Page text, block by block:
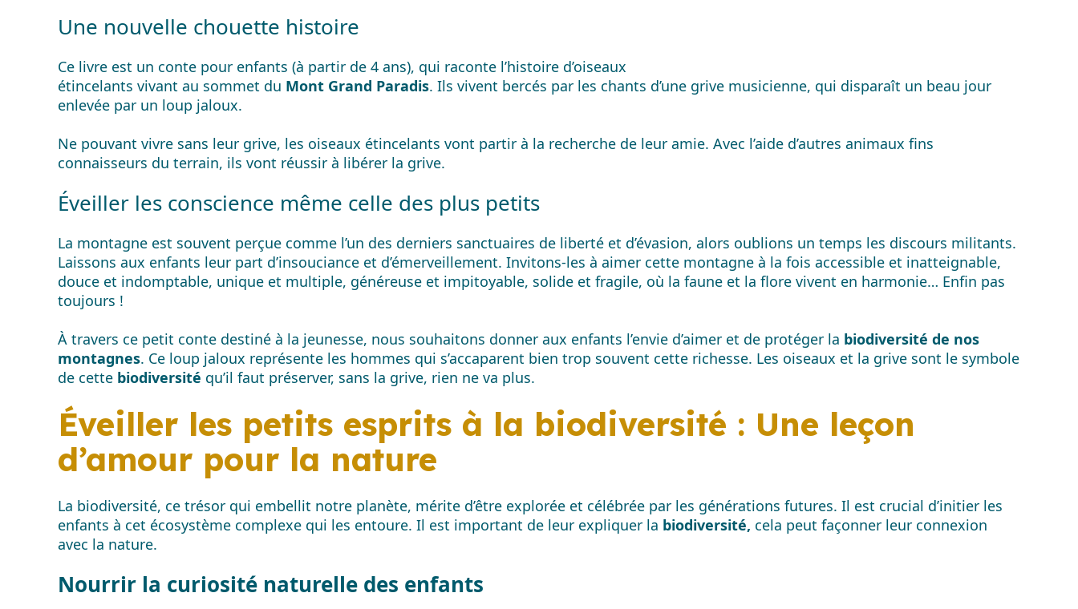
Une nouvelle chouette histoire
Ce livre est un conte pour enfants (à partir de 4 ans), qui raconte l’histoire d’oiseaux
étincelants vivant au sommet du Mont Grand Paradis. Ils vivent bercés par les chants d’une grive musicienne, qui disparaît un beau jour
enlevée par un loup jaloux.
Ne pouvant vivre sans leur grive, les oiseaux étincelants vont partir à la recherche de leur amie. Avec l’aide d’autres animaux fins
connaisseurs du terrain, ils vont réussir à libérer la grive.
Éveiller les conscience même celle des plus petits
La montagne est souvent perçue comme l’un des derniers sanctuaires de liberté et d’évasion, alors oublions un temps les discours militants.
Laissons aux enfants leur part d’insouciance et d’émerveillement. Invitons-les à aimer cette montagne à la fois accessible et inatteignable,
douce et indomptable, unique et multiple, généreuse et impitoyable, solide et fragile, où la faune et la flore vivent en harmonie… Enfin pas
toujours !
À travers ce petit conte destiné à la jeunesse, nous souhaitons donner aux enfants l’envie d’aimer et de protéger la biodiversité de nos
montagnes. Ce loup jaloux représente les hommes qui s’accaparent bien trop souvent cette richesse. Les oiseaux et la grive sont le symbole
de cette biodiversité qu’il faut préserver, sans la grive, rien ne va plus.
Éveiller les petits esprits à la biodiversité : Une leçon
d’amour pour la nature
La biodiversité, ce trésor qui embellit notre planète, mérite d’être explorée et célébrée par les générations futures. Il est crucial d’initier les
enfants à cet écosystème complexe qui les entoure. Il est important de leur expliquer la biodiversité, cela peut façonner leur connexion
avec la nature.
Nourrir la curiosité naturelle des enfants